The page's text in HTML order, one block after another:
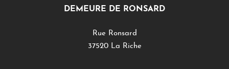
DEMEURE DE RONSARD
Rue Ronsard
37520 La Riche